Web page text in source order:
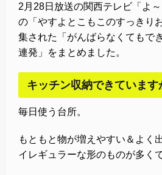
2月28日放送の関西テレビ「よ～
の「やすよとこもこのすっきり
集された「がんばらなくてもで
連発」をまとめました。
キッチン収納できています
毎日使う台所。
もともと物が増えやすい＆よく
イレギュラーな形のものが多く